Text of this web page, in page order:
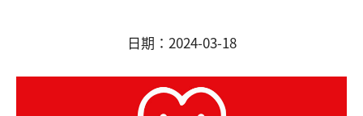
日期：2024-03-18